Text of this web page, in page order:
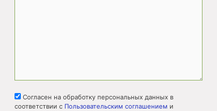
Согласен на обработку персональных данных в
соответствии с Пользовательским соглашением и